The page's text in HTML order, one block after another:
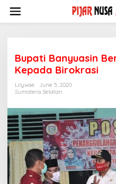
content
Bupati Banyuasin
Kepada Birokrasi
Lilywae
June 5, 2020
Sumatera Selatan